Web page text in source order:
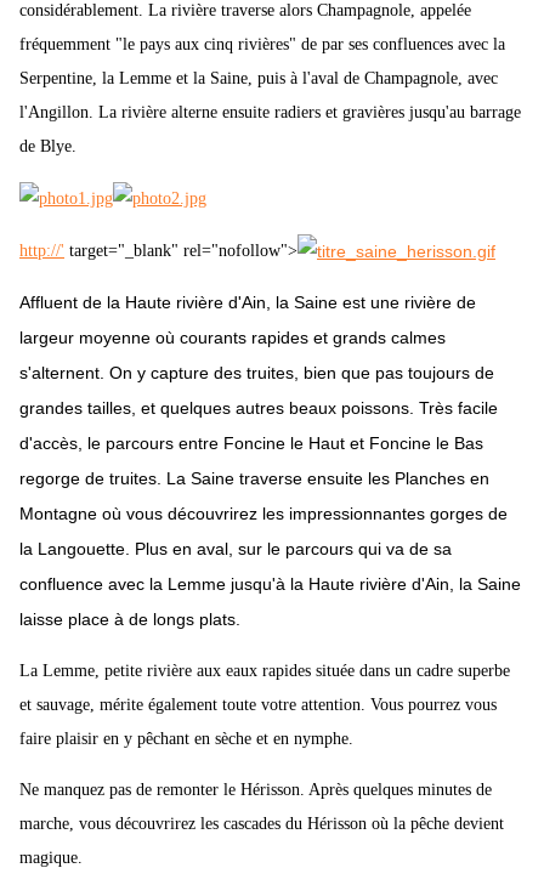
considérablement. La rivière traverse alors Champagnole, appelée
fréquemment "le pays aux cinq rivières" de par ses confluences avec la
Serpentine, la Lemme et la Saine, puis à l'aval de Champagnole, avec
l'Angillon. La rivière alterne ensuite radiers et gravières jusqu'au barrage
de Blye.
http://' target="_blank" rel="nofollow">
Affluent de la Haute rivière d'Ain, la Saine est une rivière de
largeur moyenne où courants rapides et grands calmes
s'alternent. On y capture des truites, bien que pas toujours de
grandes tailles, et quelques autres beaux poissons. Très facile
d'accès, le parcours entre Foncine le Haut et Foncine le Bas
regorge de truites. La Saine traverse ensuite les Planches en
Montagne où vous découvrirez les impressionnantes gorges de
la Langouette. Plus en aval, sur le parcours qui va de sa
confluence avec la Lemme jusqu'à la Haute rivière d'Ain, la Saine
laisse place à de longs plats.
La Lemme, petite rivière aux eaux rapides située dans un cadre superbe
et sauvage, mérite également toute votre attention. Vous pourrez vous
faire plaisir en y pêchant en sèche et en nymphe.
Ne manquez pas de remonter le Hérisson. Après quelques minutes de
marche, vous découvrirez les cascades du Hérisson où la pêche devient
magique.